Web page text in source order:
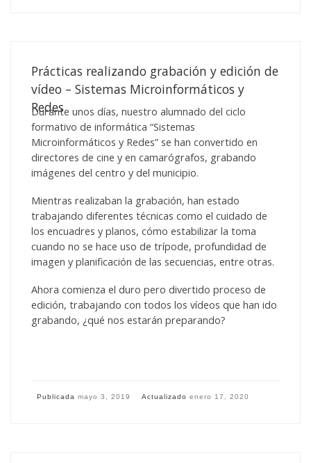
Prácticas realizando grabación y edición de
vídeo – Sistemas Microinformáticos y
Redes
Durante unos días, nuestro alumnado del ciclo
formativo de informática “Sistemas
Microinformáticos y Redes” se han convertido en
directores de cine y en camarógrafos, grabando
imágenes del centro y del municipio.
Mientras realizaban la grabación, han estado
trabajando diferentes técnicas como el cuidado de
los encuadres y planos, cómo estabilizar la toma
cuando no se hace uso de trípode, profundidad de
imagen y planificación de las secuencias, entre otras.
Ahora comienza el duro pero divertido proceso de
edición, trabajando con todos los vídeos que han ido
grabando, ¿qué nos estarán preparando?
Publicadamayo 3, 2019 Actualizadoenero 17, 2020